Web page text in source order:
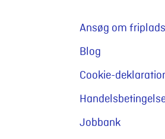
Ansøg om friplads
Blog
Cookie-
Jobbank